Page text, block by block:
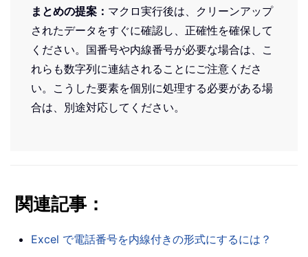
まとめの提案： マクロ実行後は、クリーンアップ
されたデータをすぐに確認し、正確性を確保して
ください。国番号や内線番号が必要な場合は、こ
れらも数字列に連結されることにご注意くださ
い。こうした要素を個別に処理する必要がある場
合は、別途対応してください。
関連記事：
Excel で電話番号を内線付きの形式にするには？